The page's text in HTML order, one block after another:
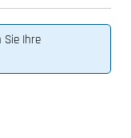
Sie Ihre